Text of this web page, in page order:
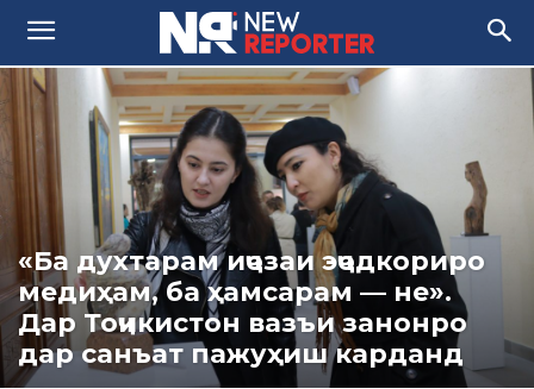
«Ба духтарам иҷозаи эҷодкориро
медиҳам, ба ҳамсарам — не».
Дар Тоҷикистон вазъи занонро
дар санъат пажуҳиш карданд